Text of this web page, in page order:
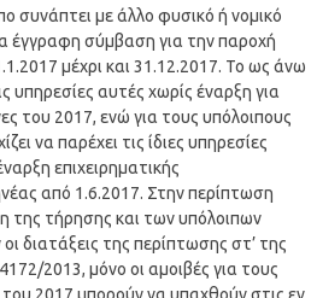
συνάπτει με άλλο φυσικό ή νομικό
έγγραφη σύμβαση για την παροχή
μέχρι και 31.12.2017. Το ως άνω
υπηρεσίες αυτές χωρίς έναρξη για
του 2017, ενώ για τους υπόλοιπους
να παρέχει τις ίδιες υπηρεσίες
επιχειρηματικής
από 1.6.2017. Στην περίπτωση
της τήρησης και των υπόλοιπων
διατάξεις της περίπτωσης στ’ της
2013, μόνο οι αμοιβές για τους
2017 μπορούν να υπαχθούν στις εν